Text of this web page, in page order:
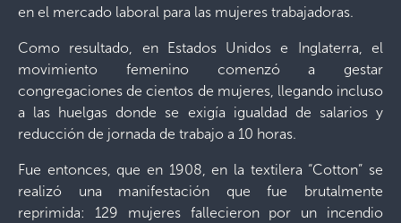
en el mercado laboral para las mujeres trabajadoras.
Como resultado, en Estados Unidos e Inglaterra, el
movimiento femenino comenzó a gestar
congregaciones de cientos de mujeres, llegando incluso
a las huelgas donde se exigía igualdad de salarios y
reducción de jornada de trabajo a 10 horas.
Fue entonces, que en 1908, en la textilera “Cotton” se
realizó una manifestación que fue brutalmente
reprimida: 129 mujeres fallecieron por un incendio